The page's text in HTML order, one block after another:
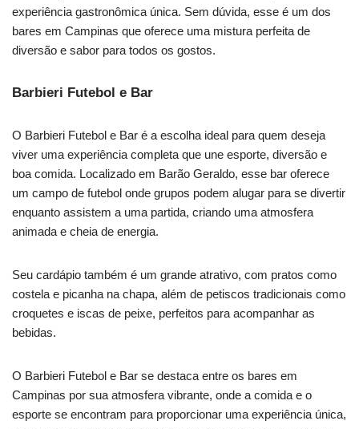
experiência gastronômica única. Sem dúvida, esse é um dos
bares em Campinas que oferece uma mistura perfeita de
diversão e sabor para todos os gostos.
Barbieri Futebol e Bar
O Barbieri Futebol e Bar é a escolha ideal para quem deseja
viver uma experiência completa que une esporte, diversão e
boa comida. Localizado em Barão Geraldo, esse bar oferece
um campo de futebol onde grupos podem alugar para se divertir
enquanto assistem a uma partida, criando uma atmosfera
animada e cheia de energia.
Seu cardápio também é um grande atrativo, com pratos como
costela e picanha na chapa, além de petiscos tradicionais como
croquetes e iscas de peixe, perfeitos para acompanhar as
bebidas.
O Barbieri Futebol e Bar se destaca entre os bares em
Campinas por sua atmosfera vibrante, onde a comida e o
esporte se encontram para proporcionar uma experiência única,